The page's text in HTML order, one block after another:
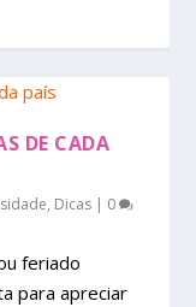
DE CADA
, Dicas | 0
feriado
para apreciar